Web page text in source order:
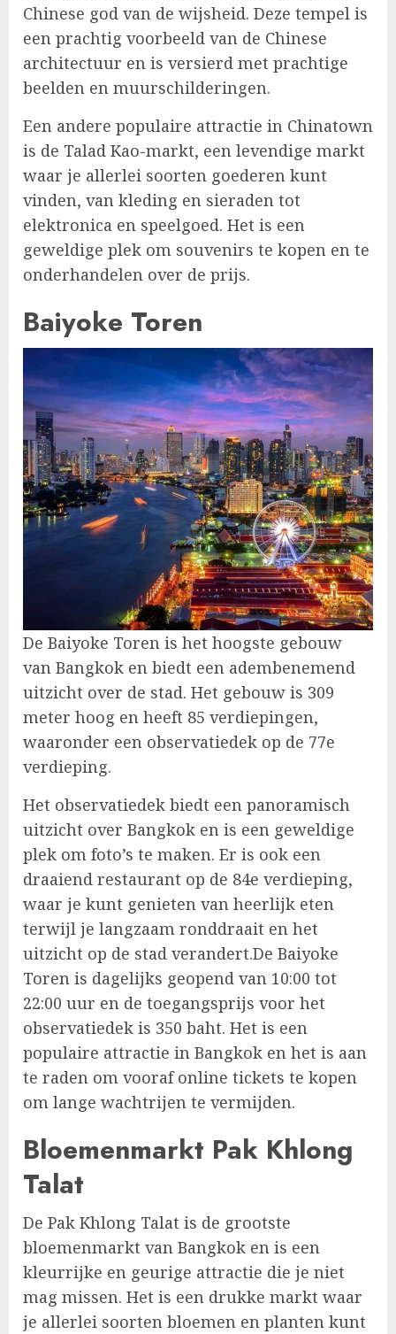
Chinese god van de wijsheid. Deze tempel is
een prachtig voorbeeld van de Chinese
architectuur en is versierd met prachtige
beelden en muurschilderingen.
Een andere populaire attractie in Chinatown
is de Talad Kao-markt, een levendige markt
waar je allerlei soorten goederen kunt
vinden, van kleding en sieraden tot
elektronica en speelgoed. Het is een
geweldige plek om souvenirs te kopen en te
onderhandelen over de prijs.
Baiyoke Toren
De Baiyoke Toren is het hoogste gebouw
van Bangkok en biedt een adembenemend
uitzicht over de stad. Het gebouw is 309
meter hoog en heeft 85 verdiepingen,
waaronder een observatiedek op de 77e
verdieping.
Het observatiedek biedt een panoramisch
uitzicht over Bangkok en is een geweldige
plek om foto’s te maken. Er is ook een
draaiend restaurant op de 84e verdieping,
waar je kunt genieten van heerlijk eten
terwijl je langzaam ronddraait en het
uitzicht op de stad verandert.De Baiyoke
Toren is dagelijks geopend van 10:00 tot
22:00 uur en de toegangsprijs voor het
observatiedek is 350 baht. Het is een
populaire attractie in Bangkok en het is aan
te raden om vooraf online tickets te kopen
om lange wachtrijen te vermijden.
Bloemenmarkt Pak Khlong
Talat
De Pak Khlong Talat is de grootste
bloemenmarkt van Bangkok en is een
kleurrijke en geurige attractie die je niet
mag missen. Het is een drukke markt waar
je allerlei soorten bloemen en planten kunt